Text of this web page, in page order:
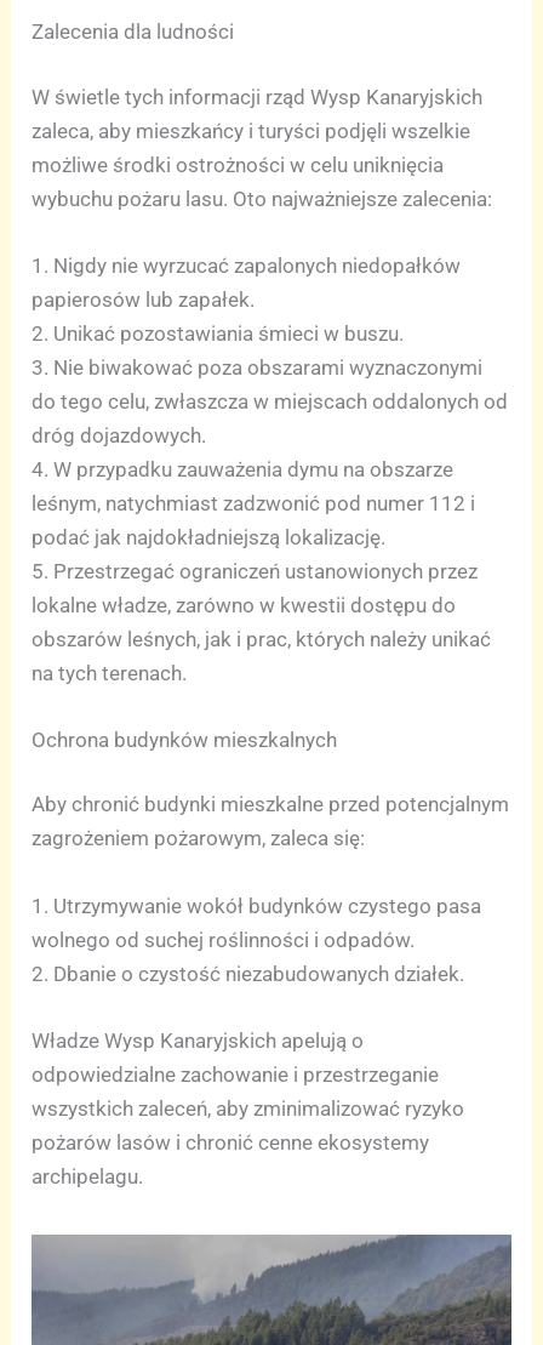
Zalecenia dla ludności
W świetle tych informacji rząd Wysp Kanaryjskich
zaleca, aby mieszkańcy i turyści podjęli wszelkie
możliwe środki ostrożności w celu uniknięcia
wybuchu pożaru lasu. Oto najważniejsze zalecenia:
1. Nigdy nie wyrzucać zapalonych niedopałków
papierosów lub zapałek.
2. Unikać pozostawiania śmieci w buszu.
3. Nie biwakować poza obszarami wyznaczonymi
do tego celu, zwłaszcza w miejscach oddalonych od
dróg dojazdowych.
4. W przypadku zauważenia dymu na obszarze
leśnym, natychmiast zadzwonić pod numer 112 i
podać jak najdokładniejszą lokalizację.
5. Przestrzegać ograniczeń ustanowionych przez
lokalne władze, zarówno w kwestii dostępu do
obszarów leśnych, jak i prac, których należy unikać
na tych terenach.
Ochrona budynków mieszkalnych
Aby chronić budynki mieszkalne przed potencjalnym
zagrożeniem pożarowym, zaleca się:
1. Utrzymywanie wokół budynków czystego pasa
wolnego od suchej roślinności i odpadów.
2. Dbanie o czystość niezabudowanych działek.
Władze Wysp Kanaryjskich apelują o
odpowiedzialne zachowanie i przestrzeganie
wszystkich zaleceń, aby zminimalizować ryzyko
pożarów lasów i chronić cenne ekosystemy
archipelagu.